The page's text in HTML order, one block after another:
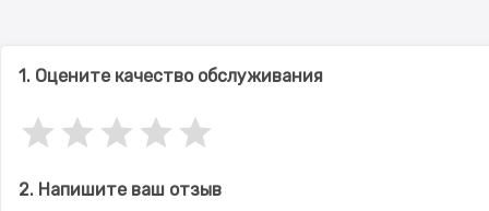
1. Оцените качество обслуживания
2. Напишите ваш отзыв